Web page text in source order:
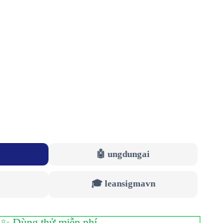
🤖 ungdungai
🎓 leansigmavn